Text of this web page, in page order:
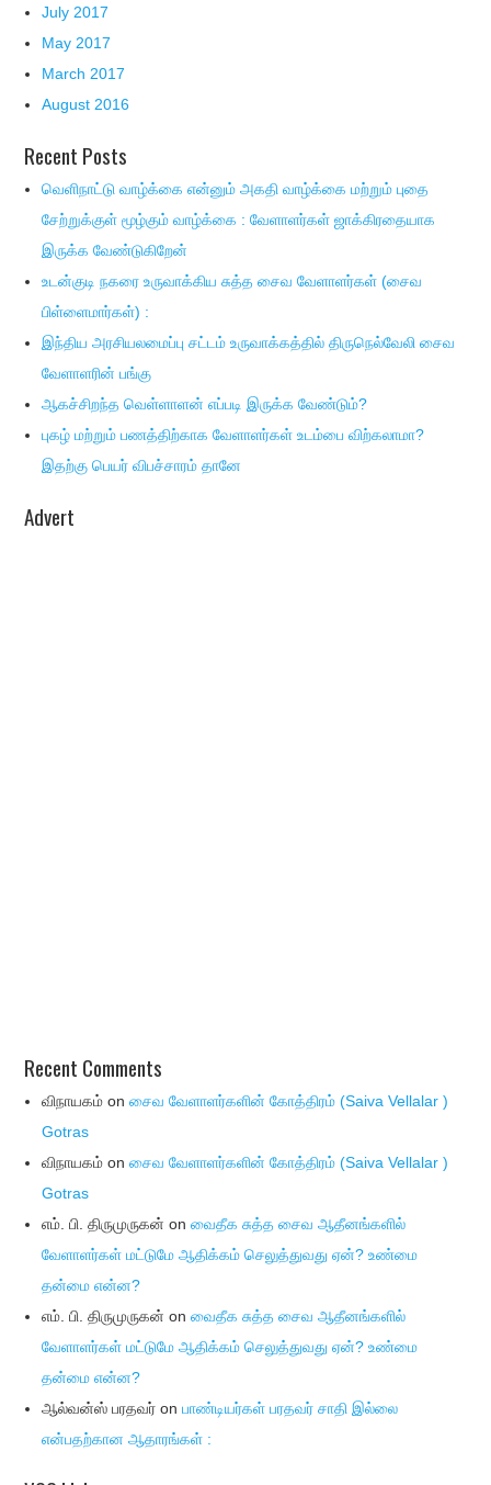
July 2017
May 2017
March 2017
August 2016
Recent Posts
வெளிநாட்டு வாழ்க்கை என்னும் அகதி வாழ்க்கை மற்றும் புதை
சேற்றுக்குள் மூழ்கும் வாழ்க்கை : வேளாளர்கள் ஜாக்கிரதையாக
இருக்க வேண்டுகிறேன்
உடன்குடி நகரை உருவாக்கிய சுத்த சைவ வேளாளர்கள் (சைவ
பிள்ளைமார்கள்) :
இந்திய அரசியலமைப்பு சட்டம் உருவாக்கத்தில் திருநெல்வேலி சைவ
வேளாளரின் பங்கு
ஆகச்சிறந்த வெள்ளாளன் எப்படி இருக்க வேண்டும்?
புகழ் மற்றும் பணத்திற்காக வேளாளர்கள் உடம்பை விற்கலாமா?
இதற்கு பெயர் விபச்சாரம் தானே
Advert
Recent Comments
விநாயகம் onசைவ வேளாளர்களின் கோத்திரம் (Saiva Vellalar )
Gotras
விநாயகம் onசைவ வேளாளர்களின் கோத்திரம் (Saiva Vellalar )
Gotras
எம். பி. திருமுருகன் onவைதீக சுத்த சைவ ஆதீனங்களில்
வேளாளர்கள் மட்டுமே ஆதிக்கம் செலுத்துவது ஏன்? உண்மை
தன்மை என்ன?
எம். பி. திருமுருகன் onவைதீக சுத்த சைவ ஆதீனங்களில்
வேளாளர்கள் மட்டுமே ஆதிக்கம் செலுத்துவது ஏன்? உண்மை
தன்மை என்ன?
ஆல்வன்ஸ் பரதவர் onபாண்டியர்கள் பரதவர் சாதி இல்லை
என்பதற்கான ஆதாரங்கள் :